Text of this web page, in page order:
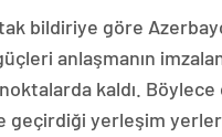
bildiriye göre
anlaşmanın
kaldı. Böylece
geçirdiği yerleşim